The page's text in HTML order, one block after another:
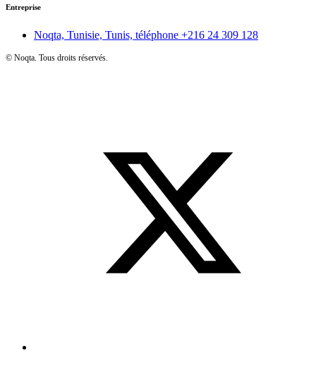
Entreprise
Noqta, Tunisie, Tunis, téléphone +216 24 309 128
© Noqta. Tous droits réservés.